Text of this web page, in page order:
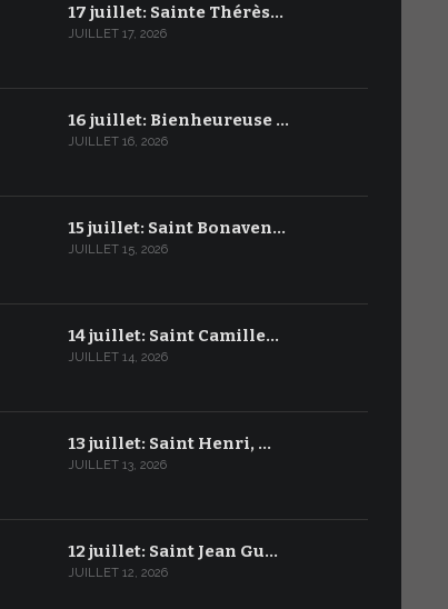
17 juillet: Sainte Thérès…
JUILLET 17, 2026
16 juillet: Bienheureuse …
JUILLET 16, 2026
15 juillet: Saint Bonaven…
JUILLET 15, 2026
14 juillet: Saint Camille…
JUILLET 14, 2026
13 juillet: Saint Henri, …
JUILLET 13, 2026
12 juillet: Saint Jean Gu…
JUILLET 12, 2026